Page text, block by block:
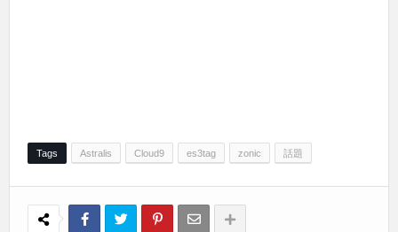
Tags Astralis Cloud9 es3tag zonic 話題